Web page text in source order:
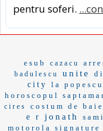
pentru soferi.
esub cazacu
badulescu unite
city
la popescu
horoscopul
cires costum de baie
e r
jonath sami
motorola signature